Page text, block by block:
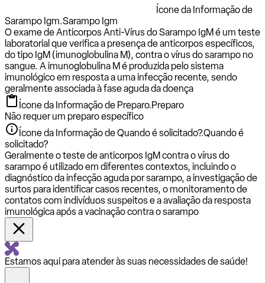
Ícone da Informação de
Sarampo Igm.Sarampo Igm
O exame de Anticorpos Anti-Vírus do Sarampo IgM é um teste
laboratorial que verifica a presença de anticorpos específicos,
do tipo IgM (imunoglobulina M), contra o vírus do sarampo no
sangue. A imunoglobulina M é produzida pelo sistema
imunológico em resposta a uma infecção recente, sendo
geralmente associada à fase aguda da doença
Ícone da Informação de Preparo.Preparo
Não requer um preparo específico
Ícone da Informação de Quando é solicitado?.Quando é
solicitado?
Geralmente o teste de anticorpos IgM contra o vírus do
sarampo é utilizado em diferentes contextos, incluindo o
diagnóstico da infecção aguda por sarampo, a investigação de
surtos para identificar casos recentes, o monitoramento de
contatos com indivíduos suspeitos e a avaliação da resposta
imunológica após a vacinação contra o sarampo
Estamos aqui para atender às suas necessidades de saúde!